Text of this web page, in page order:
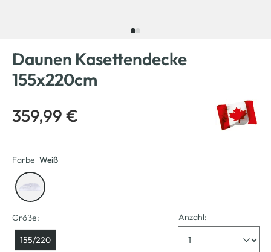
Daunen Kasettendecke
155x220cm
359,99 €
Farbe Weiß
Größe:
155/220
Anzahl: